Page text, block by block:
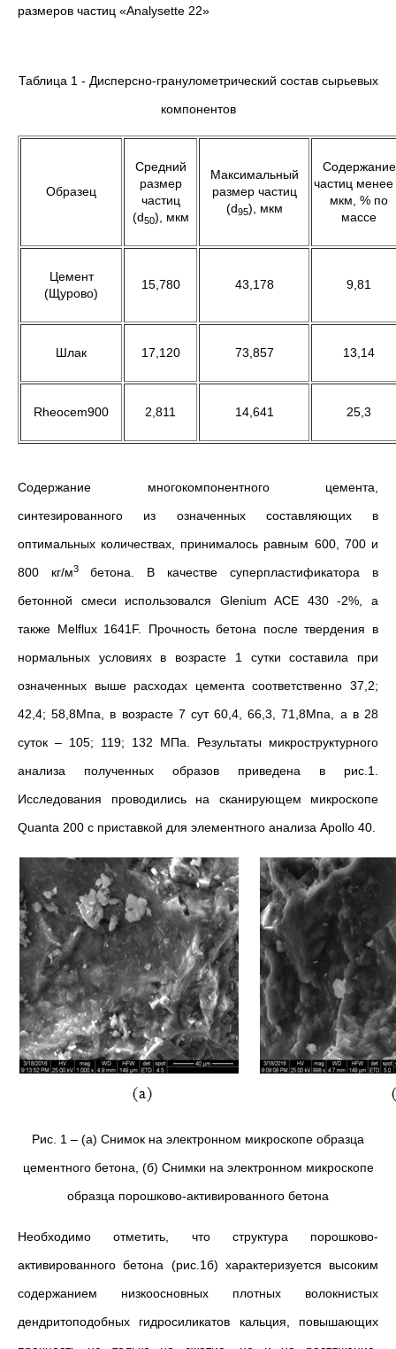
размеров частиц «Analysette 22»
Таблица 1 - Дисперсно-гранулометрический состав сырьевых
компонентов
Образец
Средний
размер
частиц
(d50), мкм
Максимальный
размер частиц
(d95), мкм
Содержание
частиц менее
мкм, % по
массе
Цемент
(Щурово)
15,780 43,178 9,81
Шлак 17,120 73,857 13,14
Rheocem900 2,811 14,641 25,3
Содержание многокомпонентного цемента,
синтезированного из означенных составляющих в
оптимальных количествах, принималось равным 600, 700 и
800 кг/м3 бетона. В качестве суперпластификатора в
бетонной смеси использовался Glenium ACE 430 -2%, а
также Melflux 1641F. Прочность бетона после твердения в
нормальных условиях в возрасте 1 сутки составила при
означенных выше расходах цемента соответственно 37,2;
42,4; 58,8Мпа, в возрасте 7 сут 60,4, 66,3, 71,8Мпа, а в 28
суток – 105; 119; 132 МПа. Результаты микроструктурного
анализа полученных образов приведена в рис.1.
Исследования проводились на сканирующем микроскопе
Quanta 200 с приставкой для элементного анализа Apollo 40.
Рис. 1 – (а) Снимок на электронном микроскопе образца
цементного бетона, (б) Снимки на электронном микроскопе
образца порошково-активированного бетона
Необходимо отметить, что структура порошково-
активированного бетона (рис.1б) характеризуется высоким
содержанием низкоосновных плотных волокнистых
дендритоподобных гидросиликатов кальция, повышающих